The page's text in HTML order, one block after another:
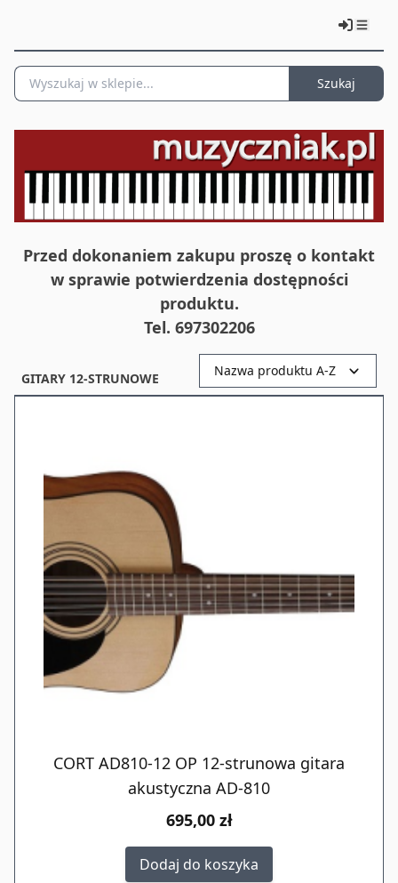
Szukaj
Przed dokonaniem zakupu proszę o kontakt
w sprawie potwierdzenia dostępności
produktu.
Tel. 697302206
GITARY 12-STRUNOWE Nazwa produktu A-Z
CORT AD810-12 OP 12-strunowa gitara
akustyczna AD-810
695,00 zł
Dodaj do koszyka